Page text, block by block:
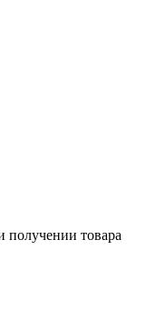
получении товара